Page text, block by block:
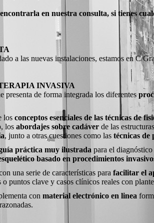
en nuestra consulta, si tienes
a las nuevas instalaciones, estamos en C/
INVASIVA
presenta de forma integrada los diferentes
los conceptos esenciales de las técnicas de
los abordajes sobre cadáver de las
, junto a otras cuestiones como las técnicas de
práctica muy ilustrada para el
basado en procedimientos
una serie de características para facilitar el
o puntos clave y casos clínicos reales con
con material electrónico en linea